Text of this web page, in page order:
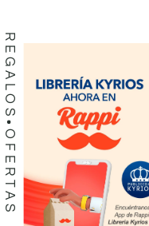
REGALOS
OFERTAS